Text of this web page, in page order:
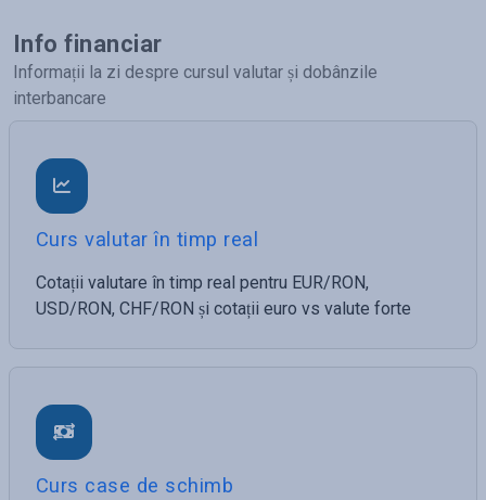
Info financiar
Informații la zi despre cursul valutar și dobânzile
interbancare
Curs valutar în timp real
Cotații valutare în timp real pentru EUR/RON,
USD/RON, CHF/RON și cotații euro vs valute forte
Curs case de schimb